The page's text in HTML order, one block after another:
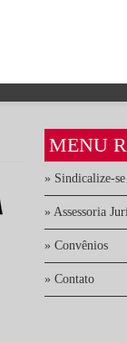
MENU
» Sindicalize-se
» Assessoria
» Convênios
» Contato